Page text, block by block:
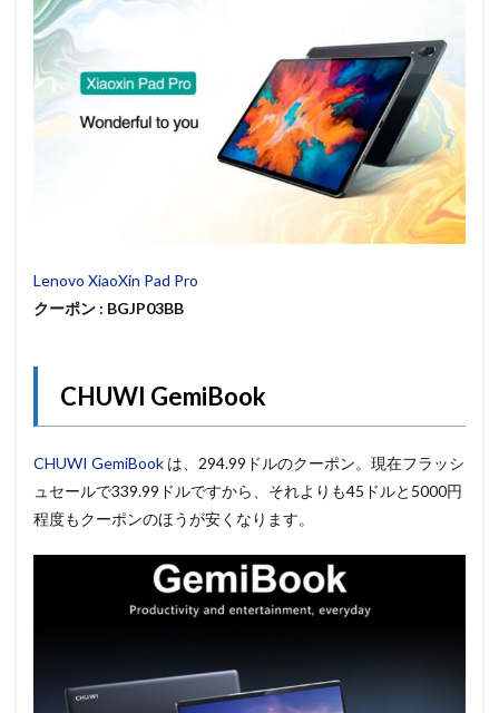
Lenovo XiaoXin Pad Pro
クーポン : BGJP03BB
CHUWI GemiBook
CHUWI GemiBook は、294.99ドルのクーポン。現在フラッシ
ュセールで339.99ドルですから、それよりも45ドルと5000円
程度もクーポンのほうが安くなります。